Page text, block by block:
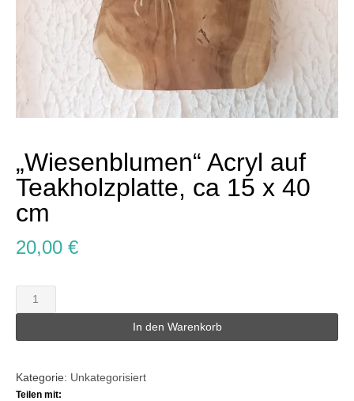
„Wiesenblumen“ Acryl auf
Teakholzplatte, ca 15 x 40
cm
20,00 €
"Wiesenblumen"
Teakholzplatte,
15
x
In den Warenkorb
Kategorie: Unkategorisiert
Teilen mit: